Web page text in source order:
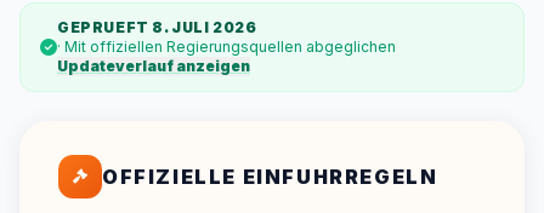
GEPRUEFT 8. JULI 2026
· Mit offiziellen Regierungsquellen abgeglichen
Updateverlauf anzeigen
OFFIZIELLE EINFUHRREGELN